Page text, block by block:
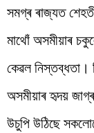
সমগ্ৰ ৰাজ্যত
মাথোঁ অসমীয়াৰ
কেৱল
অসমীয়াৰ হৃদয়
উচুপি উঠিছে